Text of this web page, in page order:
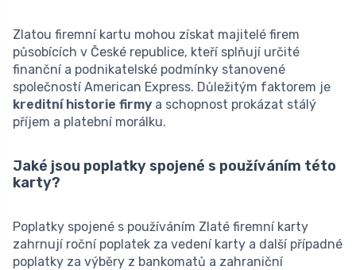
Zlatou firemní kartu mohou získat majitelé firem
působících v České republice, kteří splňují určité
finanční a podnikatelské podmínky stanovené
společností American Express. Důležitým faktorem je
kreditní historie firmy a schopnost prokázat stálý
příjem a platební morálku.
Jaké jsou poplatky spojené s používáním této
karty?
Poplatky spojené s používáním Zlaté firemní karty
zahrnují roční poplatek za vedení karty a další případné
poplatky za výběry z bankomatů a zahraniční